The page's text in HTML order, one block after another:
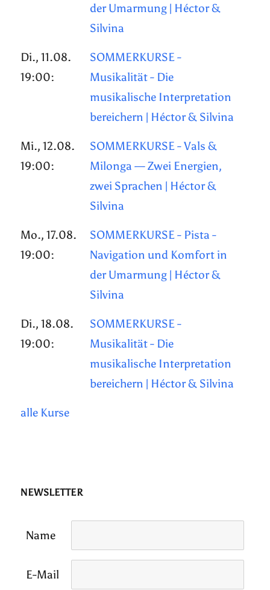
der Umarmung | Héctor &
Silvina
Di., 11.08.
19:00:
SOMMERKURSE -
Musikalität - Die
musikalische Interpretation
bereichern | Héctor & Silvina
Mi., 12.08.
19:00:
SOMMERKURSE - Vals &
Milonga — Zwei Energien,
zwei Sprachen | Héctor &
Silvina
Mo., 17.08.
19:00:
SOMMERKURSE - Pista -
Navigation und Komfort in
der Umarmung | Héctor &
Silvina
Di., 18.08.
19:00:
SOMMERKURSE -
Musikalität - Die
musikalische Interpretation
bereichern | Héctor & Silvina
alle Kurse
NEWSLETTER
Name
E-Mail